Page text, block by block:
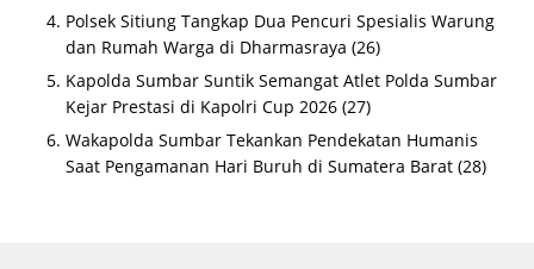
Polsek Sitiung Tangkap Dua Pencuri Spesialis Warung
dan Rumah Warga di Dharmasraya (26)
Kapolda Sumbar Suntik Semangat Atlet Polda Sumbar
Kejar Prestasi di Kapolri Cup 2026 (27)
Wakapolda Sumbar Tekankan Pendekatan Humanis
Saat Pengamanan Hari Buruh di Sumatera Barat (28)